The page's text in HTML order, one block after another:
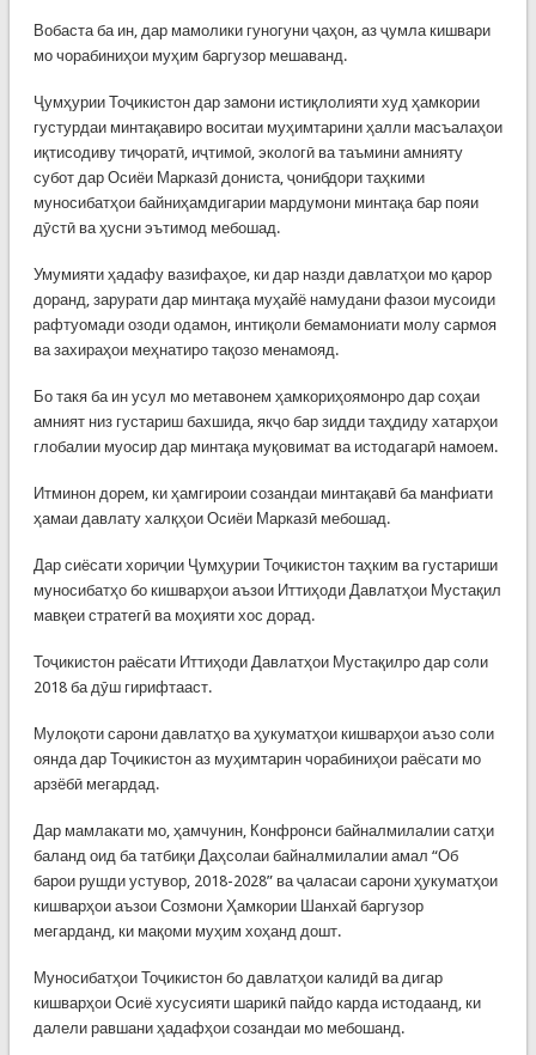
Вобаста ба ин, дар мамолики гуногуни ҷаҳон, аз ҷумла кишвари
мо чорабиниҳои муҳим баргузор мешаванд.
Ҷумҳурии Тоҷикистон дар замони истиқлолияти худ ҳамкории
густурдаи минтақавиро воситаи муҳимтарини ҳалли масъалаҳои
иқтисодиву тиҷоратӣ, иҷтимоӣ, экологӣ ва таъмини амнияту
субот дар Осиёи Марказӣ дониста, ҷонибдори таҳкими
муносибатҳои байниҳамдигарии мардумони минтақа бар пояи
дӯстӣ ва ҳусни эътимод мебошад.
Умумияти ҳадафу вазифаҳое, ки дар назди давлатҳои мо қарор
доранд, зарурати дар минтақа муҳайё намудани фазои мусоиди
рафтуомади озоди одамон, интиқоли бемамониати молу сармоя
ва захираҳои меҳнатиро тақозо менамояд.
Бо такя ба ин усул мо метавонем ҳамкориҳоямонро дар соҳаи
амният низ густариш бахшида, якҷо бар зидди таҳдиду хатарҳои
глобалии муосир дар минтақа муқовимат ва истодагарӣ намоем.
Итминон дорем, ки ҳамгироии созандаи минтақавӣ ба манфиати
ҳамаи давлату халқҳои Осиёи Марказӣ мебошад.
Дар сиёсати хориҷии Ҷумҳурии Тоҷикистон таҳким ва густариши
муносибатҳо бо кишварҳои аъзои Иттиҳоди Давлатҳои Мустақил
мавқеи стратегӣ ва моҳияти хос дорад.
Тоҷикистон раёсати Иттиҳоди Давлатҳои Мустақилро дар соли
2018 ба дӯш гирифтааст.
Мулоқоти сарони давлатҳо ва ҳукуматҳои кишварҳои аъзо соли
оянда дар Тоҷикистон аз муҳимтарин чорабиниҳои раёсати мо
арзёбӣ мегардад.
Дар мамлакати мо, ҳамчунин, Конфронси байналмилалии сатҳи
баланд оид ба татбиқи Даҳсолаи байналмилалии амал “Об
барои рушди устувор, 2018-2028” ва ҷаласаи сарони ҳукуматҳои
кишварҳои аъзои Созмони Ҳамкории Шанхай баргузор
мегарданд, ки мақоми муҳим хоҳанд дошт.
Муносибатҳои Тоҷикистон бо давлатҳои калидӣ ва дигар
кишварҳои Осиё хусусияти шарикӣ пайдо карда истодаанд, ки
далели равшани ҳадафҳои созандаи мо мебошанд.